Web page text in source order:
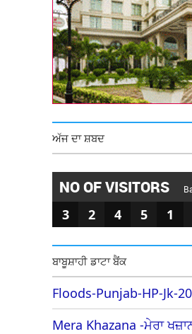
ਅੱਜ ਦਾ ਸ਼ਬਦ
NO OF VISITORS
3 2 4 5 1
ਬਾਬੂਸ਼ਾਹੀ ਡਾਟਾ ਬੈਂਕ
Floods-Punjab-HP-Jk-
Mera Khazana -ਮੇਰਾ